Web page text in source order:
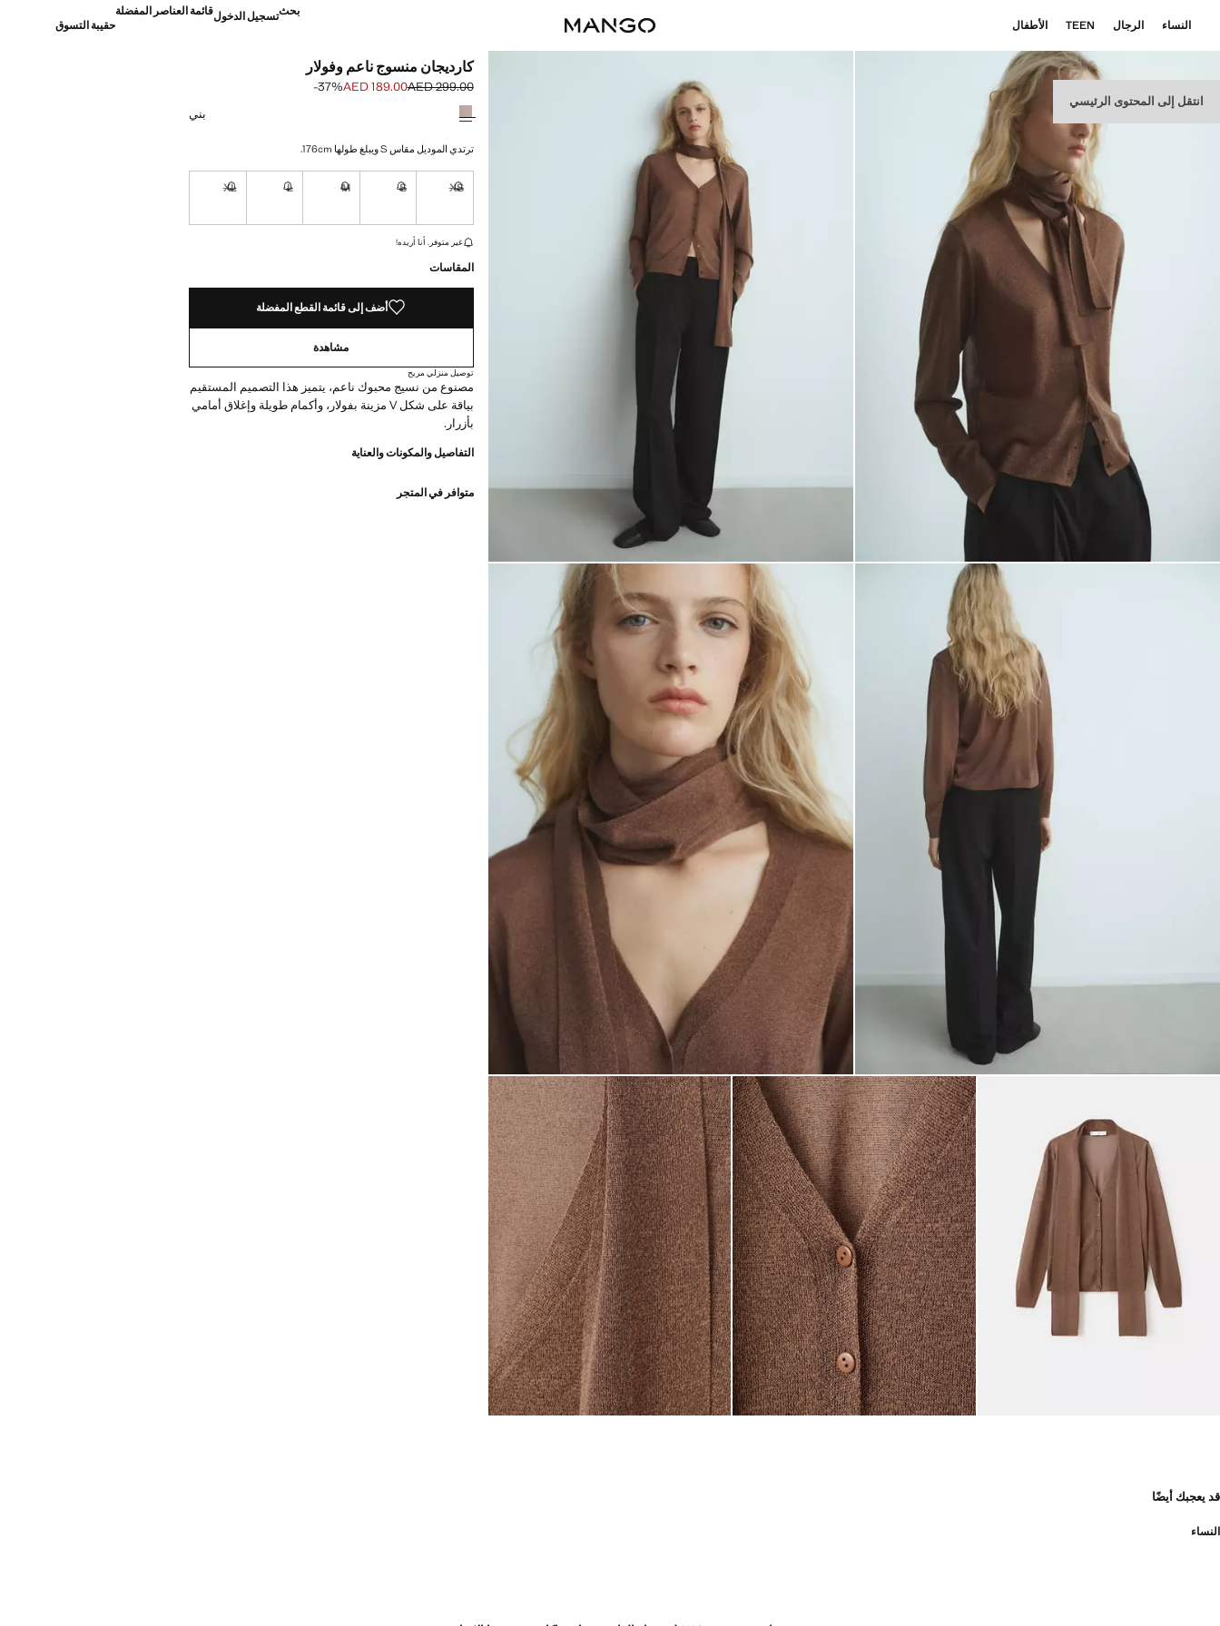
انتقل إلى المحتوى الرئيسي
النساء الرجال TEEN الأطفال
بحثتسجيل الدخولقائمة العناصر المفضلة
حقيبة التسوق
كارديجان منسوج ناعم وفولار
السعر الأول محذوف [AED 299.00 ]
AED 299.00
السعر الحالي [AED 189.00 ]AED 189.00
‎-37‎%‎
حدد اللون
بني
ترتدي الموديل مقاس S ويبلغ طولها 176cm.
XS
S
M
L
XL
القطع الأخيرة!
غير متوفر. أنا أريده!
المقاسات
أضف إلى قائمة القطع المفضلة
مشاهدة
توصيل منزلي مريح
مصنوع من نسيج محبوك ناعم، يتميز هذا التصميم المستقيم
بياقة على شكل V مزينة بفولار، وأكمام طويلة وإغلاق أمامي
بأزرار.
التفاصيل والمكونات والعناية
متوافر في المتجر
قد يعجبك أيضًا
النساء